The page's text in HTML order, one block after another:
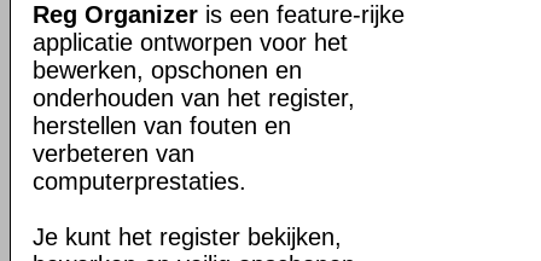
Reg Organizer is een feature-rijke
applicatie ontworpen voor het
bewerken, opschonen en
onderhouden van het register,
herstellen van fouten en
verbeteren van
computerprestaties.
Je kunt het register bekijken,